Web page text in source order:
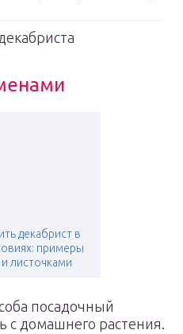
декабрист в
примеры
листочками
посадочный
с домашнего растения.